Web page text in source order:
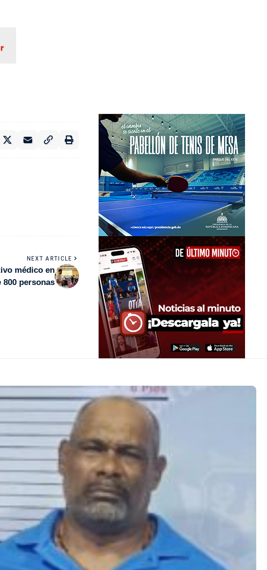
NEXT ARTICLE
médico en
personas